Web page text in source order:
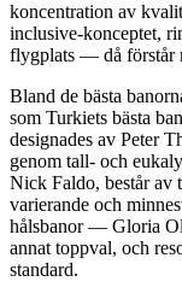
koncentration av
inclusive-konceptet,
flygplats — då förstår
Bland de bästa
som Turkiets bästa
designades av Peter
genom tall- och
Nick Faldo, består av
varierande och
hålsbanor — Gloria
annat toppval, och
standard.